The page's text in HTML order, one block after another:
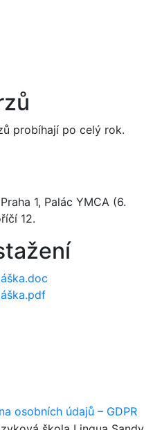
probíhají po celý rok.
1, Palác YMCA (6.
12.
osobních údajů – GDPR